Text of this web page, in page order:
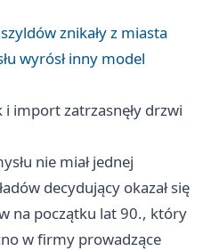
znikały z miasta
wyrósł inny model
import zatrzasnęły drzwi
nie miał jednej
decydujący okazał się
na początku lat 90., który
w firmy prowadzące